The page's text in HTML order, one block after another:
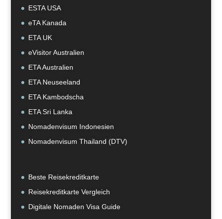
ESTA USA
eTA Kanada
ETA UK
eVisitor Australien
ETA Australien
ETA Neuseeland
ETA Kambodscha
ETA Sri Lanka
Nomadenvisum Indonesien
Nomadenvisum Thailand (DTV)
Beste Reisekreditkarte
Reisekreditkarte Vergleich
Digitale Nomaden Visa Guide